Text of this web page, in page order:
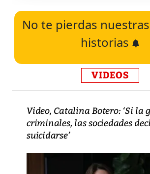
No te pierdas
historias
VIDEOS
Video, Catalina Botero: ‘Si la
criminales, las sociedades
suicidarse’